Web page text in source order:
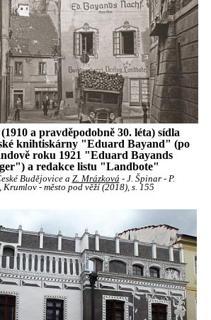
a pravděpodobně 30. léta) sídla
knihtiskárny "Eduard Bayand" (po
roku 1921 "Eduard Bayands
a redakce listu "Landbote"
Budějovice a Z. Mrázková - J. Špinar - P.
Krumlov - město pod věží (2018), s. 155